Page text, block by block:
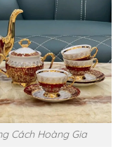
Cách Hoàng Gia